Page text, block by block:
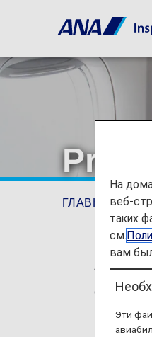
ГЛАВНАЯ
* For
changed
no plans
На
веб-
таких
см.
вам
Эти